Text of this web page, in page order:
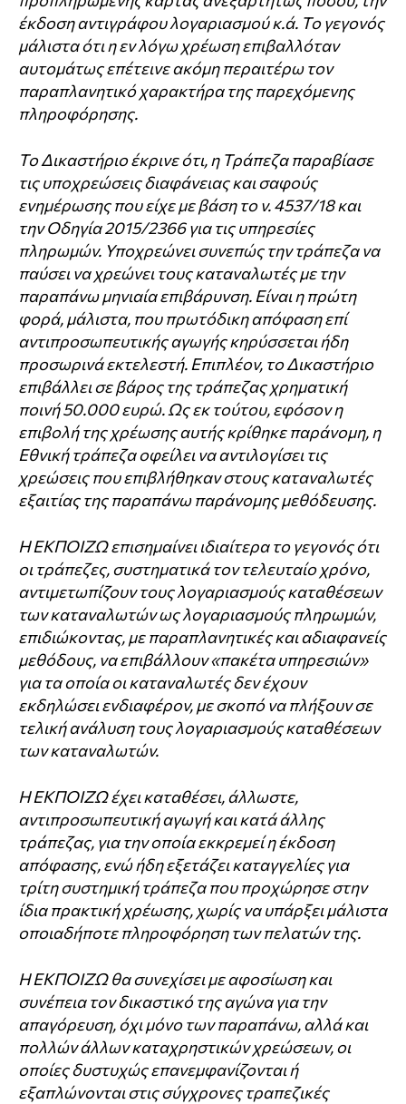
έκδοση αντιγράφου λογαριασμού κ.ά. Το γεγονός
μάλιστα ότι η εν λόγω χρέωση επιβαλλόταν
αυτομάτως επέτεινε ακόμη περαιτέρω τον
παραπλανητικό χαρακτήρα της παρεχόμενης
πληροφόρησης.
Το Δικαστήριο έκρινε ότι, η Τράπεζα παραβίασε
τις υποχρεώσεις διαφάνειας και σαφούς
ενημέρωσης που είχε με βάση το ν. 4537/18 και
την Οδηγία 2015/2366 για τις υπηρεσίες
πληρωμών. Υποχρεώνει συνεπώς την τράπεζα να
παύσει να χρεώνει τους καταναλωτές με την
παραπάνω μηνιαία επιβάρυνση. Είναι η πρώτη
φορά, μάλιστα, που πρωτόδικη απόφαση επί
αντιπροσωπευτικής αγωγής κηρύσσεται ήδη
προσωρινά εκτελεστή. Επιπλέον, το Δικαστήριο
επιβάλλει σε βάρος της τράπεζας χρηματική
ποινή 50.000 ευρώ. Ως εκ τούτου, εφόσον η
επιβολή της χρέωσης αυτής κρίθηκε παράνομη, η
Εθνική τράπεζα οφείλει να αντιλογίσει τις
χρεώσεις που επιβλήθηκαν στους καταναλωτές
εξαιτίας της παραπάνω παράνομης μεθόδευσης.
Η ΕΚΠΟΙΖΩ επισημαίνει ιδιαίτερα το γεγονός ότι
οι τράπεζες, συστηματικά τον τελευταίο χρόνο,
αντιμετωπίζουν τους λογαριασμούς καταθέσεων
των καταναλωτών ως λογαριασμούς πληρωμών,
επιδιώκοντας, με παραπλανητικές και αδιαφανείς
μεθόδους, να επιβάλλουν «πακέτα υπηρεσιών»
για τα οποία οι καταναλωτές δεν έχουν
εκδηλώσει ενδιαφέρον, με σκοπό να πλήξουν σε
τελική ανάλυση τους λογαριασμούς καταθέσεων
των καταναλωτών.
Η ΕΚΠΟΙΖΩ έχει καταθέσει, άλλωστε,
αντιπροσωπευτική αγωγή και κατά άλλης
τράπεζας, για την οποία εκκρεμεί η έκδοση
απόφασης, ενώ ήδη εξετάζει καταγγελίες για
τρίτη συστημική τράπεζα που προχώρησε στην
ίδια πρακτική χρέωσης, χωρίς να υπάρξει μάλιστα
οποιαδήποτε πληροφόρηση των πελατών της.
Η ΕΚΠΟΙΖΩ θα συνεχίσει με αφοσίωση και
συνέπεια τον δικαστικό της αγώνα για την
απαγόρευση, όχι μόνο των παραπάνω, αλλά και
πολλών άλλων καταχρηστικών χρεώσεων, οι
οποίες δυστυχώς επανεμφανίζονται ή
εξαπλώνονται στις σύγχρονες τραπεζικές